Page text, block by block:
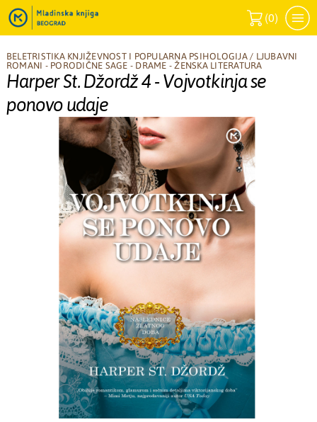
(0)
BELETRISTIKA KNJIŽEVNOST I POPULARNA PSIHOLOGIJA / LJUBAVNI
ROMANI - PORODIČNE SAGE - DRAME - ŽENSKA LITERATURA
Harper St. Džordž 4 - Vojvotkinja se
ponovo udaje